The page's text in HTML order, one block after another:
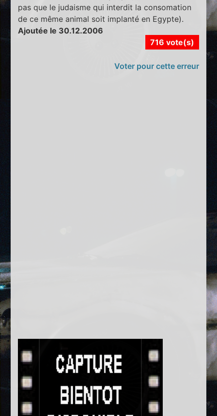
pas que le judaisme qui interdit la consomation
de ce même animal soit implanté en Egypte).
Ajoutée le 30.12.2006
716 vote(s)
Voter pour cette erreur